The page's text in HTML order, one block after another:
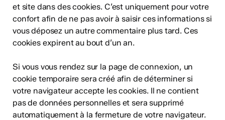
et site dans des cookies. C’est uniquement pour votre
confort afin de ne pas avoir à saisir ces informations si
vous déposez un autre commentaire plus tard. Ces
cookies expirent au bout d’un an.
Si vous vous rendez sur la page de connexion, un
cookie temporaire sera créé afin de déterminer si
votre navigateur accepte les cookies. Il ne contient
pas de données personnelles et sera supprimé
automatiquement à la fermeture de votre navigateur.